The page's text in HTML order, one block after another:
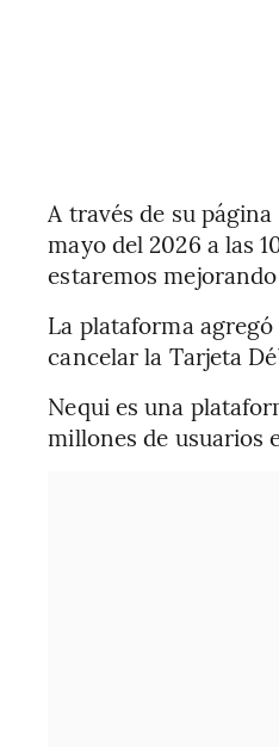
A través de su
mayo del 2026 a las
estaremos
La plataforma
cancelar la Tarjeta
Nequi es una
millones de usuarios